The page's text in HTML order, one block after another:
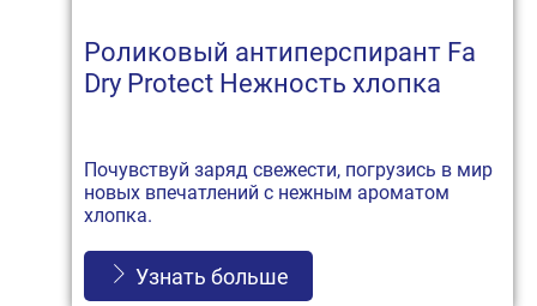
Роликовый антиперспирант Fa
Dry Protect Нежность хлопка
Почувствуй заряд свежести, погрузись в мир
новых впечатлений с нежным ароматом
хлопка.
Узнать больше